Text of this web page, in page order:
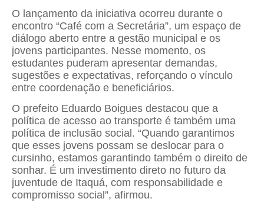
O lançamento da iniciativa ocorreu durante o
encontro “Café com a Secretária”, um espaço de
diálogo aberto entre a gestão municipal e os
jovens participantes. Nesse momento, os
estudantes puderam apresentar demandas,
sugestões e expectativas, reforçando o vínculo
entre coordenação e beneficiários.
O prefeito Eduardo Boigues destacou que a
política de acesso ao transporte é também uma
política de inclusão social. “Quando garantimos
que esses jovens possam se deslocar para o
cursinho, estamos garantindo também o direito de
sonhar. É um investimento direto no futuro da
juventude de Itaquá, com responsabilidade e
compromisso social”, afirmou.